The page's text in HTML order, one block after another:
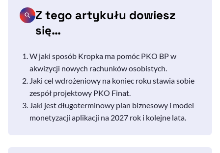
Z tego artykułu dowiesz
się…
W jaki sposób Kropka ma pomóc PKO BP w
akwizycji nowych rachunków osobistych.
Jaki cel wdrożeniowy na koniec roku stawia sobie
zespół projektowy PKO Finat.
Jaki jest długoterminowy plan biznesowy i model
monetyzacji aplikacji na 2027 rok i kolejne lata.